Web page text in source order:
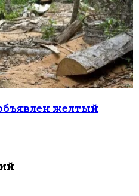
желтый